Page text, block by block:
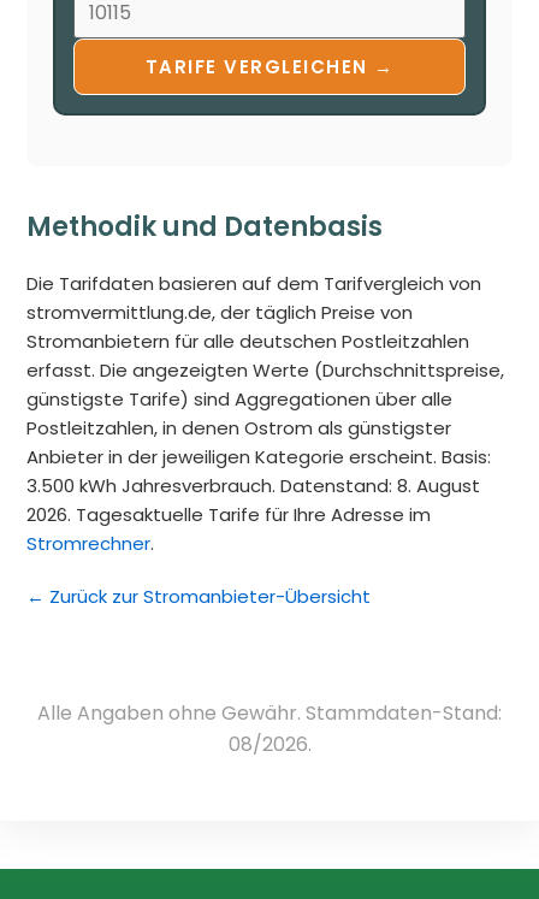
TARIFE VERGLEICHEN →
Methodik und Datenbasis
Die Tarifdaten basieren auf dem Tarifvergleich von
stromvermittlung.de, der täglich Preise von
Stromanbietern für alle deutschen Postleitzahlen
erfasst. Die angezeigten Werte (Durchschnittspreise,
günstigste Tarife) sind Aggregationen über alle
Postleitzahlen, in denen Ostrom als günstigster
Anbieter in der jeweiligen Kategorie erscheint. Basis:
3.500 kWh Jahresverbrauch. Datenstand: 8. August
2026. Tagesaktuelle Tarife für Ihre Adresse im
Stromrechner.
← Zurück zur Stromanbieter-Übersicht
Alle Angaben ohne Gewähr. Stammdaten-Stand:
08/2026.